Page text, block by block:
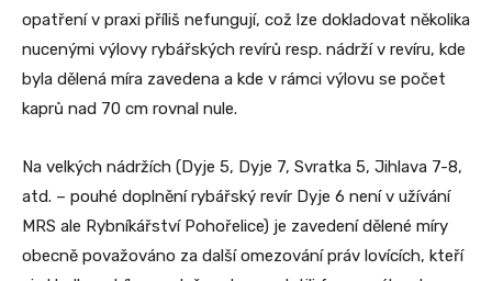
opatření v praxi příliš nefungují, což lze dokladovat několika
nucenými výlovy rybářských revírů resp. nádrží v revíru, kde
byla dělená míra zavedena a kde v rámci výlovu se počet
kaprů nad 70 cm rovnal nule.
Na velkých nádržích (Dyje 5, Dyje 7, Svratka 5, Jihlava 7-8,
atd. – pouhé doplnění rybářský revír Dyje 6 není v užívání
MRS ale Rybníkářství Pohořelice) je zavedení dělené míry
obecně považováno za další omezování práv lovících, kteří